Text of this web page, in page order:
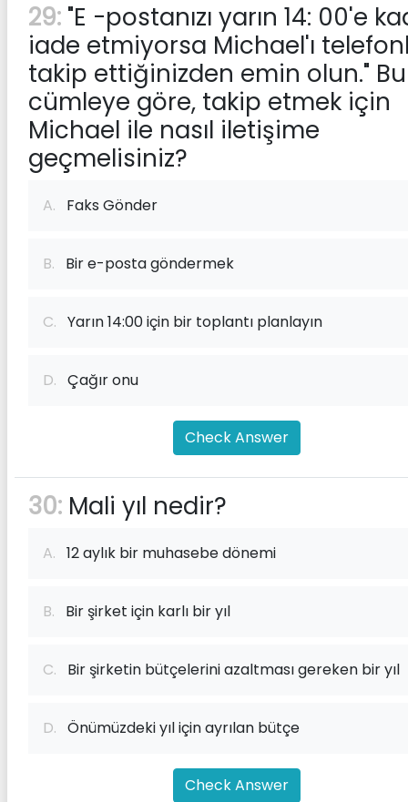
29: "E -postanızı yarın 14: 00'e
iade etmiyorsa Michael'ı
takip ettiğinizden emin olun." Bu
cümleye göre, takip etmek için
Michael ile nasıl iletişime
geçmelisiniz?
A. Faks Gönder
B. Bir e-posta göndermek
C. Yarın 14:00 için bir toplantı planlayın
D. Çağır onu
Check Answer
30: Mali yıl nedir?
A. 12 aylık bir muhasebe dönemi
B. Bir şirket için karlı bir yıl
C. Bir şirketin bütçelerini azaltması gereken bir yıl
D. Önümüzdeki yıl için ayrılan bütçe
Check Answer